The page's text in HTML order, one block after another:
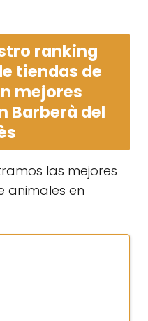
ranking
tiendas de
mejores
Barberà del
las mejores
animales en